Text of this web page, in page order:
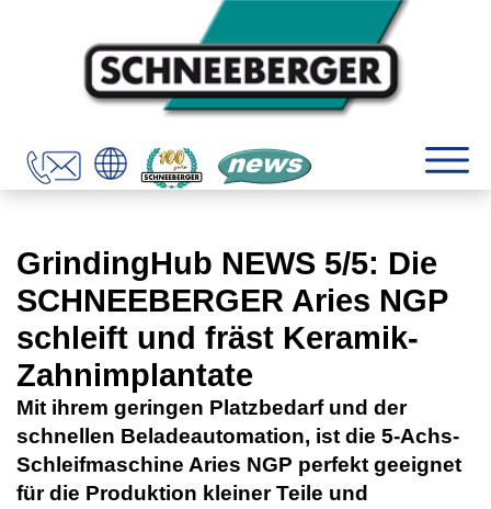
GrindingHub NEWS 5/5: Die
SCHNEEBERGER Aries NGP
schleift und fräst Keramik-
Zahnimplantate
Mit ihrem geringen Platzbedarf und der
schnellen Beladeautomation, ist die 5-Achs-
Schleifmaschine Aries NGP perfekt geeignet
für die Produktion kleiner Teile und